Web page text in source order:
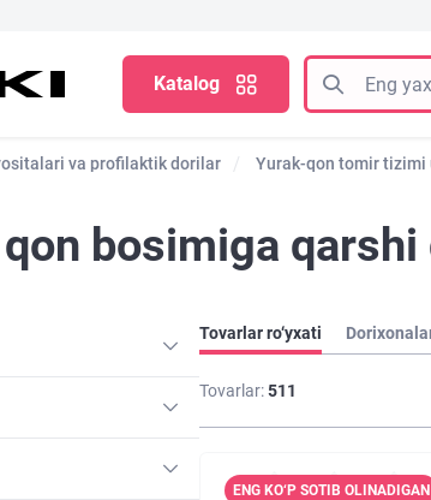
Katalog
va profilaktik dorilar Yurak-qon tomir tizimi
bosimiga
Tovarlar ro‘yxati
Tovarlar:511
ENG KO‘P SOTIB OLINADIGAN